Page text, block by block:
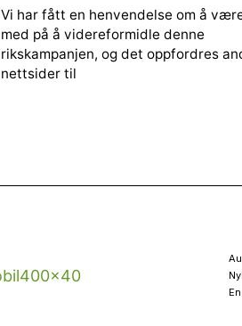
Vi har fått en henvendelse om å
med på å videreformidle denne
rikskampanjen, og det oppfordres
nettsider til